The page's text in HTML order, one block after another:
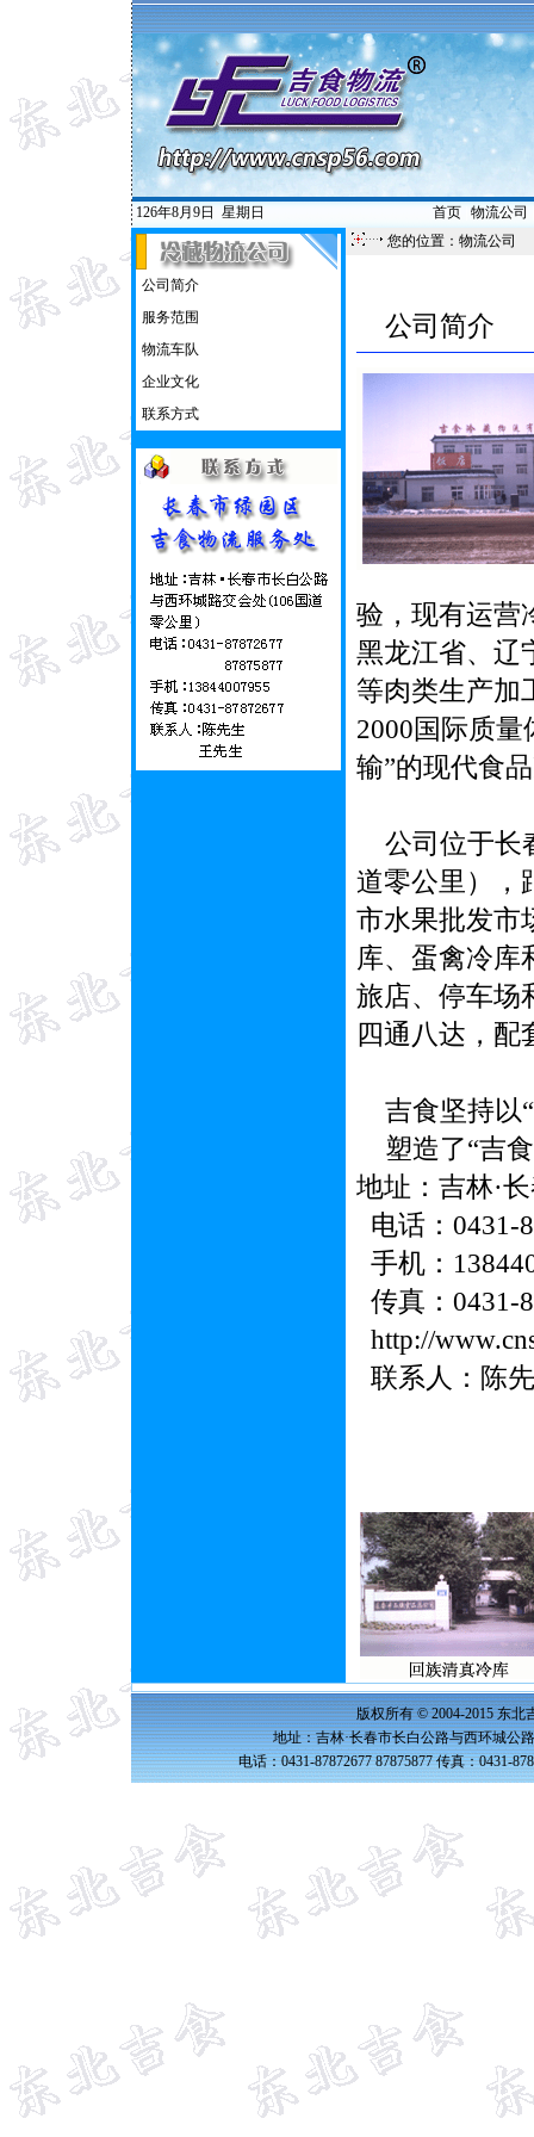
126年8月9日 星期日 首页| 物流公司
公司简介
服务范围
物流车队
企业文化
联系方式
您的位置：物流公司
公司简介
验，现有运营
黑龙江省、辽
等肉类生产加
2000国际质量
输”的现代食
公司位于长
道零公里），
市水果批发市
库、蛋禽冷库
旅店、停车场
四通八达，配
吉食坚持以“
塑造了“吉食
地址：吉林·
电话：0431-
手机：
传真：0431-
http://
联系人：陈
版权所有 © 2004-2015 东北
地址：吉林·长春市长白公路与西环城公
电话：0431-87872677 87875877 传真：0431-